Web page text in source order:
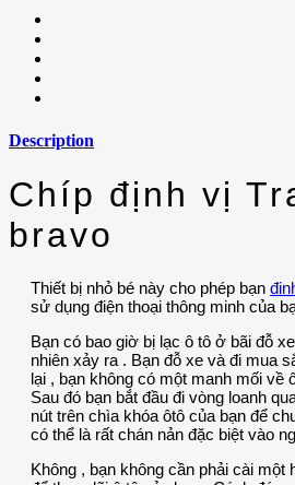
Description
Chíp định vị
bravo
Thiết bị nhỏ bé này cho phép bạn
sử dụng điện thoại thông minh của
Bạn có bao giờ bị lạc ô tô ở bãi đỗ
nhiên xảy ra . Bạn đỗ xe và đi mua
lại , bạn không có một manh mối về
Sau đó bạn bắt đầu đi vòng loanh
nút trên chìa khóa ôtô của bạn để
có thể là rất chán nản đặc biệt vào
Không , bạn không cần phải cài một